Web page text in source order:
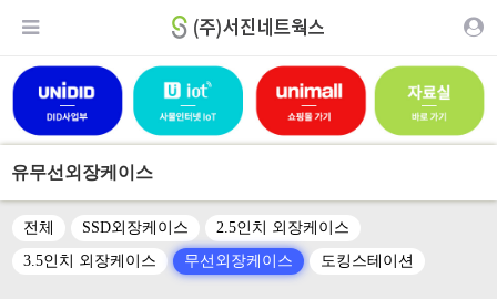
유무선외장케이스
전체 SSD외장케이스
2.5인치 외장케이스
3.5인치 외장케이스
무선외장케이스 도킹스테이션